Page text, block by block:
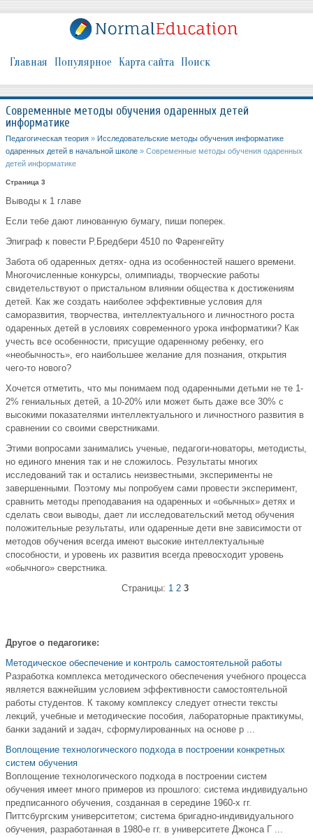
Главная Популярное Карта сайта Поиск
Современные методы обучения одаренных детей
информатике
Педагогическая теория » Исследовательские методы обучения информатике
одаренных детей в начальной школе » Современные методы обучения одаренных
детей информатике
Страница 3
Выводы к 1 главе
Если тебе дают линованную бумагу, пиши поперек.
Эпиграф к повести Р.Бредбери 4510 по Фаренгейту
Забота об одаренных детях- одна из особенностей нашего времени.
Многочисленные конкурсы, олимпиады, творческие работы
свидетельствуют о пристальном влиянии общества к достижениям
детей. Как же создать наиболее эффективные условия для
саморазвития, творчества, интеллектуального и личностного роста
одаренных детей в условиях современного урока информатики? Как
учесть все особенности, присущие одаренному ребенку, его
«необычность», его наибольшее желание для познания, открытия
чего-то нового?
Хочется отметить, что мы понимаем под одаренными детьми не те 1-
2% гениальных детей, а 10-20% или может быть даже все 30% с
высокими показателями интеллектуального и личностного развития в
сравнении со своими сверстниками.
Этими вопросами занимались ученые, педагоги-новаторы, методисты,
но единого мнения так и не сложилось. Результаты многих
исследований так и остались неизвестными, эксперименты не
завершенными. Поэтому мы попробуем сами провести эксперимент,
сравнить методы преподавания на одаренных и «обычных» детях и
сделать свои выводы, дает ли исследовательский метод обучения
положительные результаты, или одаренные дети вне зависимости от
методов обучения всегда имеют высокие интеллектуальные
способности, и уровень их развития всегда превосходит уровень
«обычного» сверстника.
Страницы: 1 2 3
Другое о педагогике:
Методическое обеспечение и контроль самостоятельной работы
Разработка комплекса методического обеспечения учебного процесса
является важнейшим условием эффективности самостоятельной
работы студентов. К такому комплексу следует отнести тексты
лекций, учебные и методические пособия, лабораторные практикумы,
банки заданий и задач, сформулированных на основе р ...
Воплощение технологического подхода в построении конкретных
систем обучения
Воплощение технологического подхода в построении систем
обучения имеет много примеров из прошлого: система индивидуально
предписанного обучения, созданная в середине 1960-х гг.
Питтсбургским университетом; система бригадно-индивидуального
обучения, разработанная в 1980-е гг. в университете Джонса Г ...